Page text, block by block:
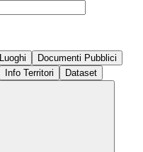
Luoghi
Documenti Pubblici
Info Territori Dataset